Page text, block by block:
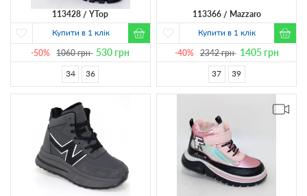
113428
YTop
Купити в 1 клік
-50% 1060грн 530 грн
34 36
113366
Mazzaro
Купити в 1 клік
-40% 2342грн 1405грн
37 39